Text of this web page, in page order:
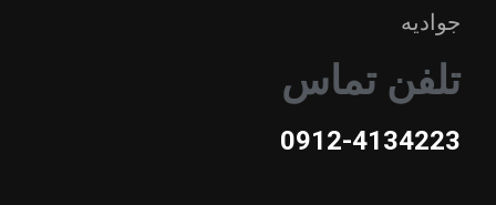
جوادیه
تلفن تماس
0912-4134223